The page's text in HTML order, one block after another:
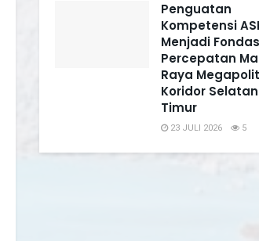
Penguatan
Kompetensi
Menjadi
Percepatan
Raya
Koridor
Timur
23 JULI 2026 5